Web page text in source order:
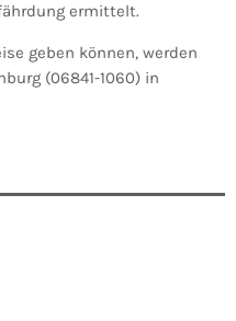
ermittelt.
geben können, werden
(06841-1060) in